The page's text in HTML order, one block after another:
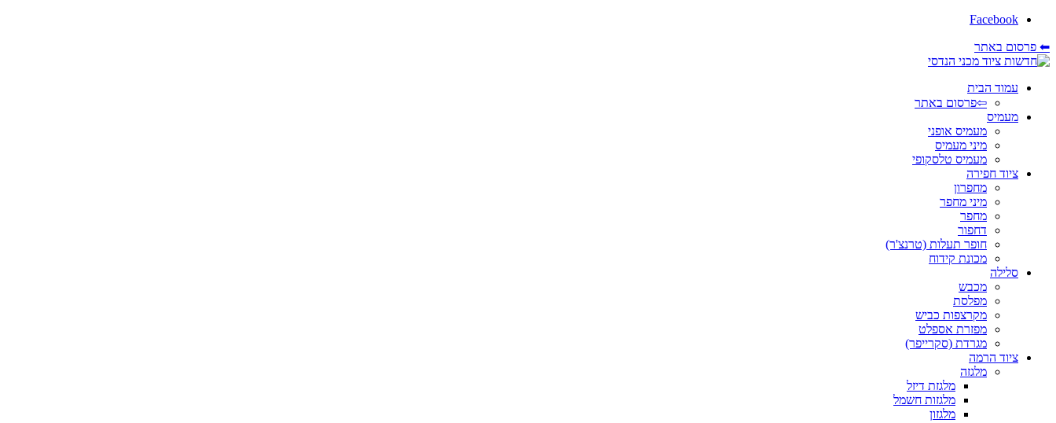
Facebook
⬅ פרסום באתר
עמוד הבית
⇦פרסום באתר
מעמיס
מעמיס אופני
מיני מעמיס
מעמיס טלסקופי
ציוד חפירה
מחפרון
מיני מחפר
מחפר
דחפור
חופר תעלות (טרנצ'ר)
מכונת קידוח
סלילה
מכבש
מפלסת
מקרצפות כביש
מפזרת אספלט
מגרדת (סקרייפר)
ציוד הרמה
מלגזה
מלגזת דיזל
מלגזות חשמל
מלגזון